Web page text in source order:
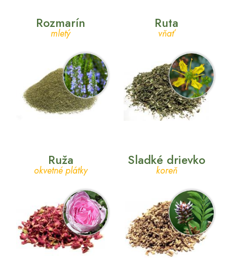
Rozmarín
mletý
Ruta
vňať
Ruža
okvetné plátky
Sladké drievko
koreň